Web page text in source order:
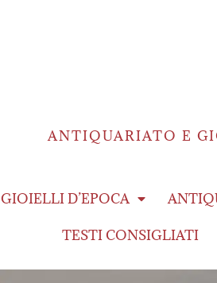
ANTIQUARIATO E
GIOIELLI D’EPOCA
TESTI CONSIGLIATI